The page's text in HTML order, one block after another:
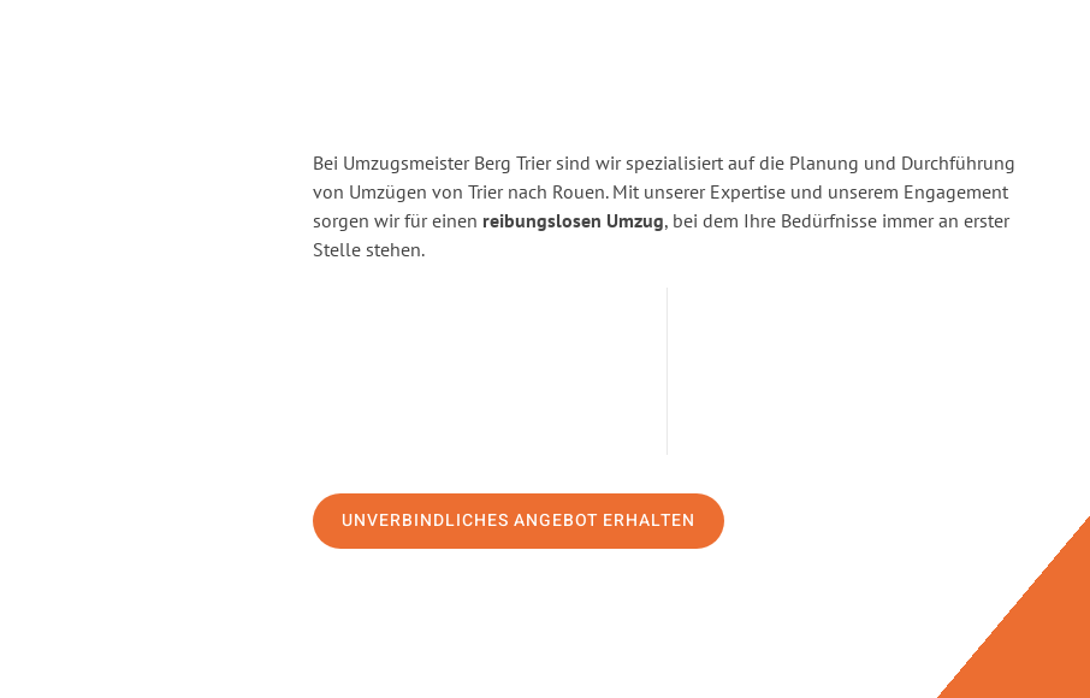
Bei Umzugsmeister Berg Trier sind wir spezialisiert auf die Planung und Durchführung
von Umzügen von Trier nach Rouen. Mit unserer Expertise und unserem Engagement
sorgen wir für einen reibungslosen Umzug, bei dem Ihre Bedürfnisse immer an erster
Stelle stehen.
UNVERBINDLICHES ANGEBOT ERHALTEN